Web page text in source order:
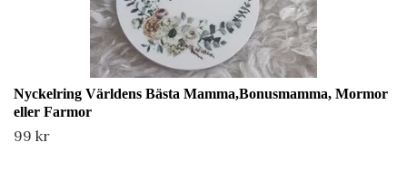
Nyckelring Världens Bästa Mamma,Bonusmamma, Mormor
eller Farmor
99 kr